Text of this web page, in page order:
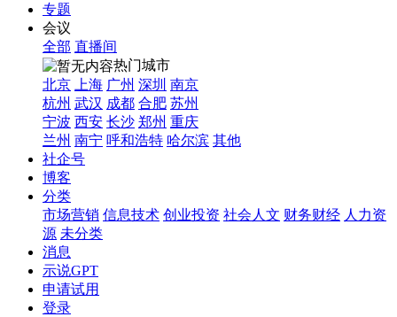
专题
会议
全部 直播间
热门城市
北京
上海 广州 深圳 南京
杭州 武汉 成都 合肥 苏州
宁波 西安 长沙 郑州 重庆
兰州 南宁 呼和浩特 哈尔滨 其他
社企号
博客
分类
市场营销 信息技术 创业投资 社会人文 财务财经 人力资
源 未分类
消息
示说GPT
申请试用
登录